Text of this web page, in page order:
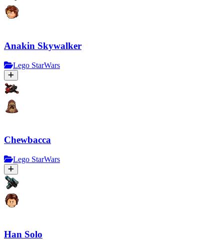
Anakin Skywalker
Lego StarWars
Chewbacca
Lego StarWars
Han Solo